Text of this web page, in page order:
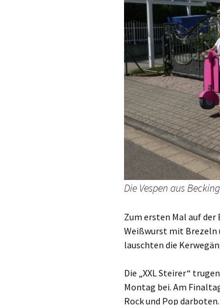
Die Vespen aus
Zum ersten Mal auf der
Weißwurst mit Brezeln
lauschten die
Die „XXL Steirer“
Montag bei. Am
Rock und Pop